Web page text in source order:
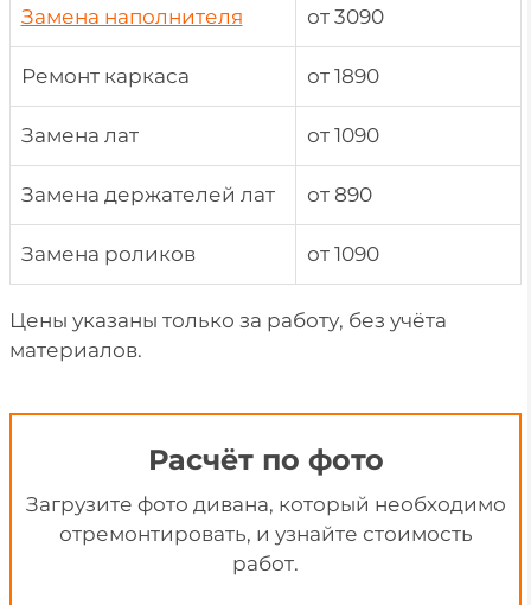
Замена наполнителя от 3090
Ремонт каркаса от 1890
Замена лат от 1090
Замена держателей лат от 890
Замена роликов от 1090
Цены указаны только за работу, без учёта
материалов.
Расчёт по фото
Загрузите фото дивана, который необходимо
отремонтировать, и узнайте стоимость
работ.